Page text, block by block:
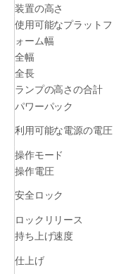
装置の高さ
使用可能なプラットフ
ォーム幅
全幅
全長
ランプの高さの合計
パワーパック
利用可能な電源の電圧
操作モード
操作電圧
安全ロック
ロックリリース
持ち上げ速度
仕上げ